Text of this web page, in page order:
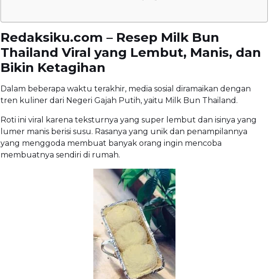
Redaksiku.com – Resep Milk Bun
Thailand Viral yang Lembut, Manis, dan
Bikin Ketagihan
Dalam beberapa waktu terakhir, media sosial diramaikan dengan
tren kuliner dari Negeri Gajah Putih, yaitu Milk Bun Thailand.
Roti ini viral karena teksturnya yang super lembut dan isinya yang
lumer manis berisi susu. Rasanya yang unik dan penampilannya
yang menggoda membuat banyak orang ingin mencoba
membuatnya sendiri di rumah.